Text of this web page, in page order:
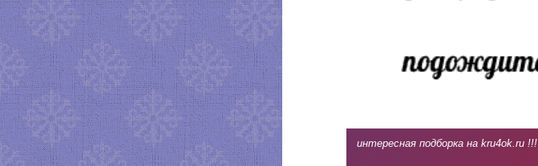
интересная подборка на kru4ok.ru !!!